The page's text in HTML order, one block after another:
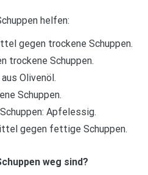
helfen:
gegen trockene Schuppen.
trockene Schuppen.
Olivenöl.
Schuppen.
Apfelessig.
gegen fettige Schuppen.
weg sind?